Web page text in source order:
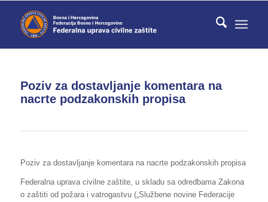
Poziv za dostavljanje komentara na
nacrte podzakonskih propisa
Poziv za dostavljanje komentara na nacrte podzakonskih propisa
Federalna uprava civilne zaštite, u skladu sa odredbama Zakona
o zaštiti od požara i vatrogastvu („Službene novine Federacije